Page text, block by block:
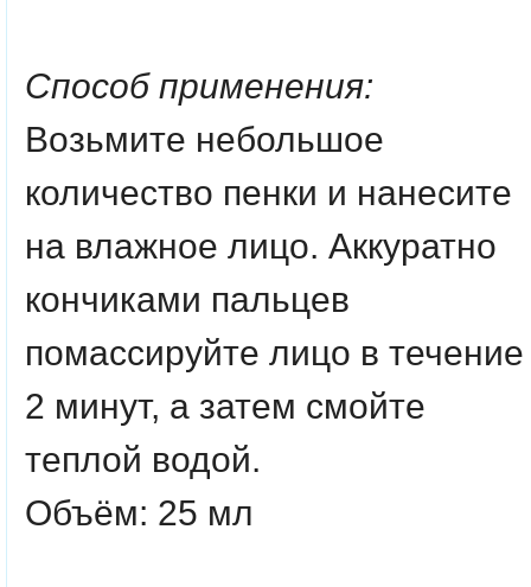
Способ применения:
Возьмите небольшое
количество пенки и нанесите
на влажное лицо. Аккуратно
кончиками пальцев
помассируйте лицо в течение
2 минут, а затем смойте
теплой водой.
Объём: 25 мл